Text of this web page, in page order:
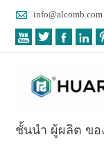
 info@alcomb.com
   
ชั้นนำ ผู้ผลิต ขอ